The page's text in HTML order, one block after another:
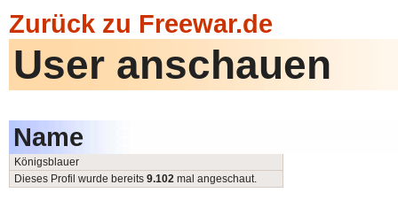
Zurück zu Freewar.de
User anschauen
Name
Königsblauer
Dieses Profil wurde bereits 9.102 mal angeschaut.